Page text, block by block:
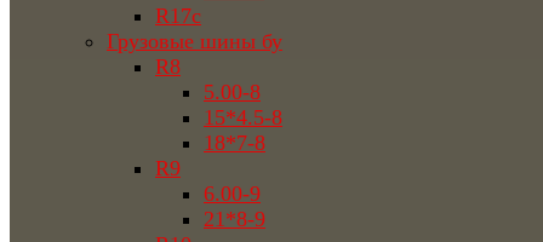
R17c
Грузовые шины бу
R8
5.00-8
15*4.5-8
18*7-8
R9
6.00-9
21*8-9